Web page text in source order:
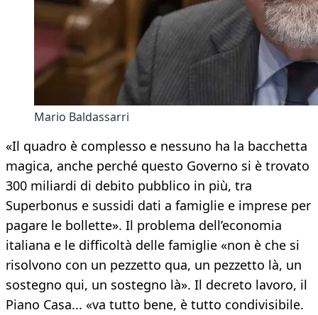
Mario Baldassarri
«Il quadro è complesso e nessuno ha la bacchetta
magica, anche perché questo Governo si è trovato
300 miliardi di debito pubblico in più, tra
Superbonus e sussidi dati a famiglie e imprese per
pagare le bollette». Il problema dell’economia
italiana e le difficoltà delle famiglie «non è che si
risolvono con un pezzetto qua, un pezzetto là, un
sostegno qui, un sostegno là». Il decreto lavoro, il
Piano Casa... «va tutto bene, è tutto condivisibile.